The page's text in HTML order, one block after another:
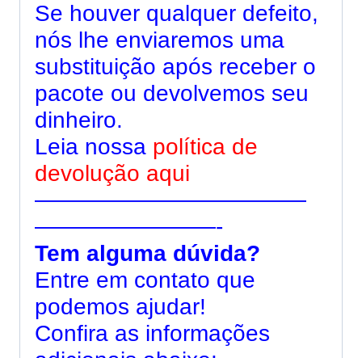
Se houver qualquer defeito,
nós lhe enviaremos uma
substituição após receber o
pacote ou devolvemos seu
dinheiro.
Leia nossa política de
devolução aqui
————————————
————————-
Tem alguma dúvida?
Entre em contato que
podemos ajudar!
Confira as informações